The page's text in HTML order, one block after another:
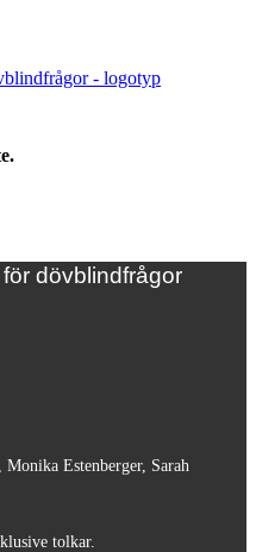
dövblindfrågor
Estenberger, Sarah
tolkar.